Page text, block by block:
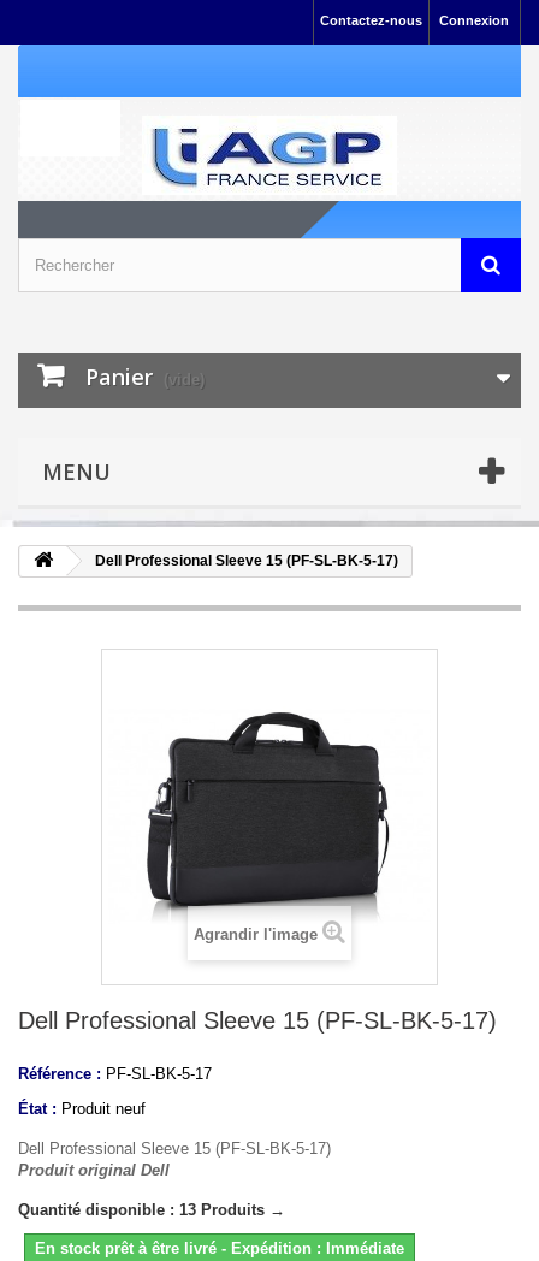
Connexion
Contactez-nous
Panier (vide)
MENU
Dell Professional Sleeve 15 (PF-SL-BK-5-17)
Agrandir l'image
Dell Professional Sleeve 15 (PF-SL-BK-5-17)
Référence : PF-SL-BK-5-17
État : Produit neuf
Dell Professional Sleeve 15 (PF-SL-BK-5-17)
Produit original Dell
Quantité disponible : 13 Produits →
En stock prêt à être livré - Expédition : Immédiate